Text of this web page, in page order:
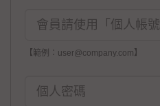
【範例：user@company.com】